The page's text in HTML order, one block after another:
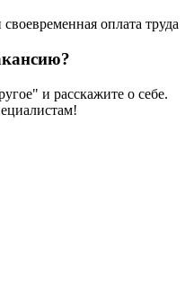
оплата труда
и расскажите о себе.